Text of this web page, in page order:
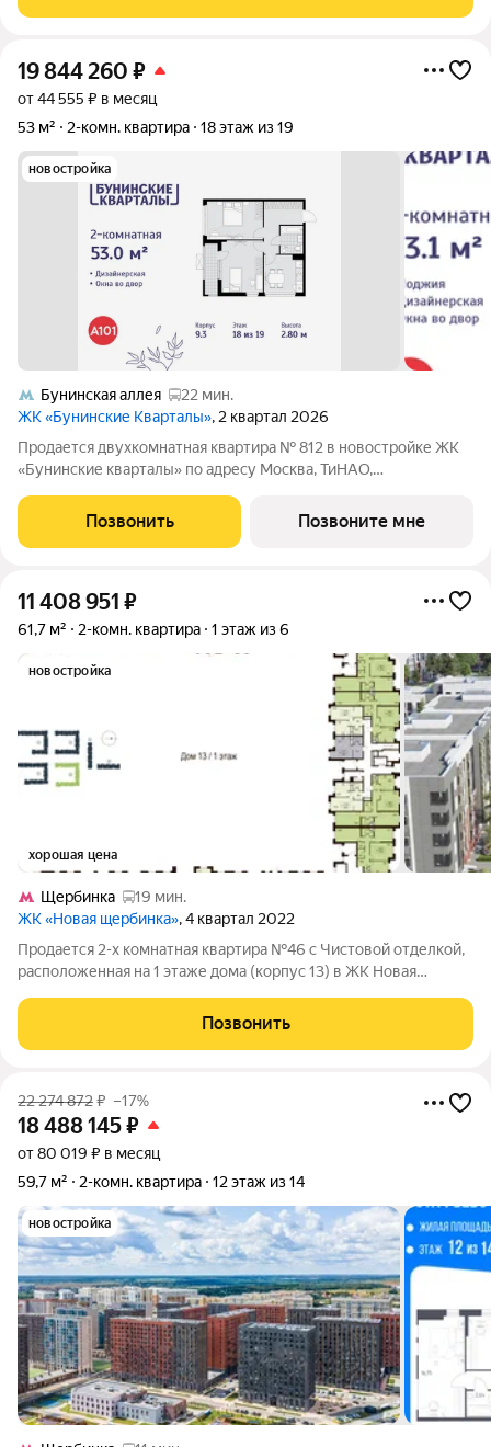
класса.Окруженный лесным массивом, миниатюрный корпус с
19 844 260 ₽
от 44 555 ₽ в месяц
53 м²
2-комн. квартира 18 этаж из 19
новостройка
Бунинская аллея
22 мин.
ЖК «Бунинские Кварталы», 2 квартал 2026
Продается двухкомнатная квартира № 812 в новостройке ЖК
«Бунинские кварталы» по адресу Москва, ТиНАО,
Бунинские Кварталы, 9.3, район Коммунарка, Новомосковский
административный округ, Москва. Общая
Позвонить Позвоните мне
11 408 951 ₽
61,7 м² 2-комн. квартира 1 этаж из 6
новостройка
хорошая цена
Щербинка
19 мин.
ЖК «Новая щербинка», 4 квартал 2022
Продается 2-х комнатная квартира №46 с Чистовой отделкой,
расположенная на 1 этаже дома (корпус 13) в ЖК Новая
СКИДКИ ДО 10%. Эксклюзивный дом комфорт-
класса.Окруженный лесным массивом, миниатюрный
Позвонить
22 274 872₽ –17%
18 488 145₽
от 80 019 ₽ в месяц
59,7 м²
2-комн. квартира 12 этаж из 14
новостройка